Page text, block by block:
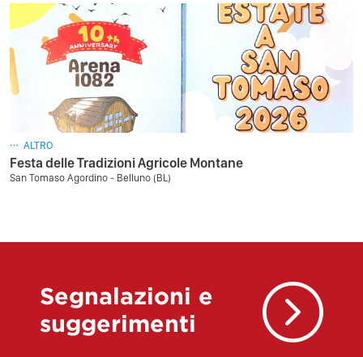
ALTRO
Festa delle Tradizioni Agricole Montane
San Tomaso Agordino - Belluno (BL)
Segnalazioni e
suggerimenti